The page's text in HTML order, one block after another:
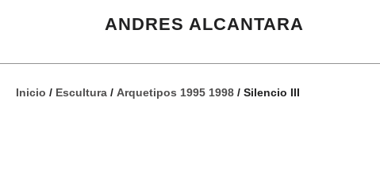
ANDRES ALCANTARA
Inicio / Escultura / Arquetipos 1995 1998 / Silencio III